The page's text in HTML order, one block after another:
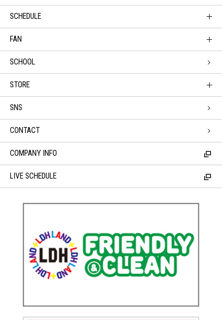
SCHEDULE
FAN
SCHOOL
STORE
SNS
CONTACT
COMPANY INFO
LIVE SCHEDULE